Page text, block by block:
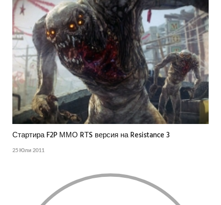
Стартира F2P ММО RТS версия на Resistance 3
25 Юли 2011